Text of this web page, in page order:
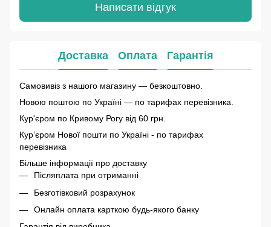
Написати відгук
Доставка Оплата Гарантія
Самовивіз з нашого магазину — безкоштовно.
Новою поштою по Україні — по тарифах перевізника.
Кур'єром по Кривому Рогу від 60 грн.
Курʼєром Нової пошти по Україні - по тарифах
перевізника
Більше інформації про доставку
Післяплата при отриманні
Безготівковий розрахунок
Онлайн оплата карткою будь-якого банку